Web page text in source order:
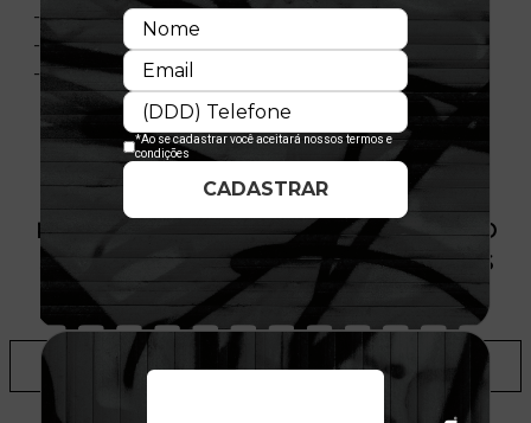
- Importado
- Licença Oficial
- Composição:100% Algodão
PRODUTO SEM ESTOQUE DÍSPONÍVEL NO
SITE, CONSULTE A DISPONIBILIDADE NAS
LOJAS
ADICIONAR A LISTA DE DESEJOS